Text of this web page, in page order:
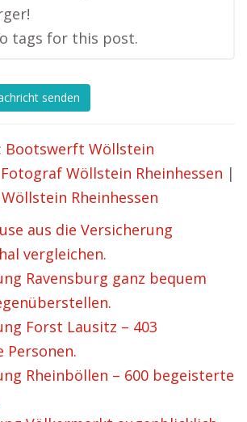
tags for this post.
senden
Bootswerft Wöllstein
Fotograf Wöllstein Rheinhessen |
Rheinhessen
aus die Versicherung
vergleichen.
Ravensburg ganz bequem
Forst Lausitz – 403
Personen.
Rheinböllen – 600 begeisterte